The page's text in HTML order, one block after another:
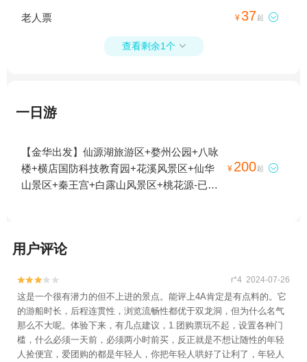
老人票 ¥37起 
查看剩余1个 
一日游
【金华出发】仙源湖旅游区+婺州公园+八咏
楼+横店国防科技教育园+花溪风景区+仙华
山景区+秦王宫+白露山风景区+桃花源-已下
园+地下长河景区+郭洞古生态村+寿仙谷+义
+清水湾沁温泉+灵岩景区+华夏文化园+金华
府城隍庙+神丽峡+金华人民广场+东阳卢宅
景区+郭洞祭祖+金华双龙风景旅游区+明清
宫苑+东阳花园-已下线+义乌海洋世界+舞龙
峡景区+金华动物园+江南第一家+灵江源漂
¥ 200起 
用户评论

 r*4 2024-07-26
这是一个很有潜力的但不上进的景点。能评上4A肯定是有点料的。它
的游船时长，后程连贯性，浏览流畅性都优于双龙洞，但为什么名气
那么不大呢。体验下来，有几点建议，1.团购票玩不起，设置各种门
槛，什么必须一天前，必须两小时前买，反正就是不想让随性的年轻
人捡便宜，爱团购的都是年轻人，你把年轻人哄好了让利了，年轻人